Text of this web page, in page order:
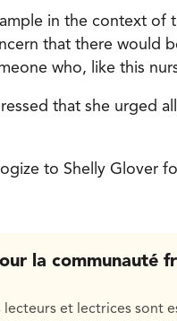
in the context of
that there would
who, like this
that she urged
to Shelly Glover
la communauté
lecteurs et lectrices sont